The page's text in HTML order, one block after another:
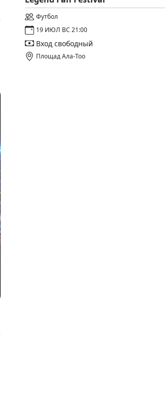
Футбол
19 ИЮЛ ВС 21:00
Вход свободный
Площад Ала-Тоо